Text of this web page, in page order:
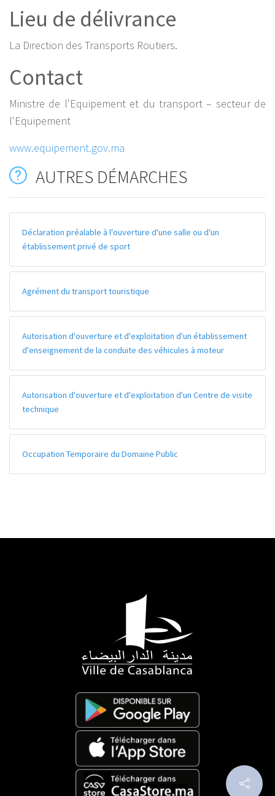
Lieu de délivrance
La Direction des Transports Routiers.
Contact
Ministre de l'Equipement et du transport – secteur de
l'Equipement
www.equipement.gov.ma
AUTRES DÉMARCHES
Déclaration préalable à l'ouverture d'une salle ou d'un
établissement privé de sport
Agrément du transport touristique
Autorisation d'ouverture et d'exploitation d'un établissement
d'enseignement de la conduite des véhicules à moteur
Autorisation d'ouverture et d'exploitation d'un Centre de visite
technique
Occupation Temporaire du Domaine Public